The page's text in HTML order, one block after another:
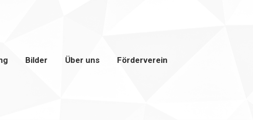
Bilder Über uns Förderverein